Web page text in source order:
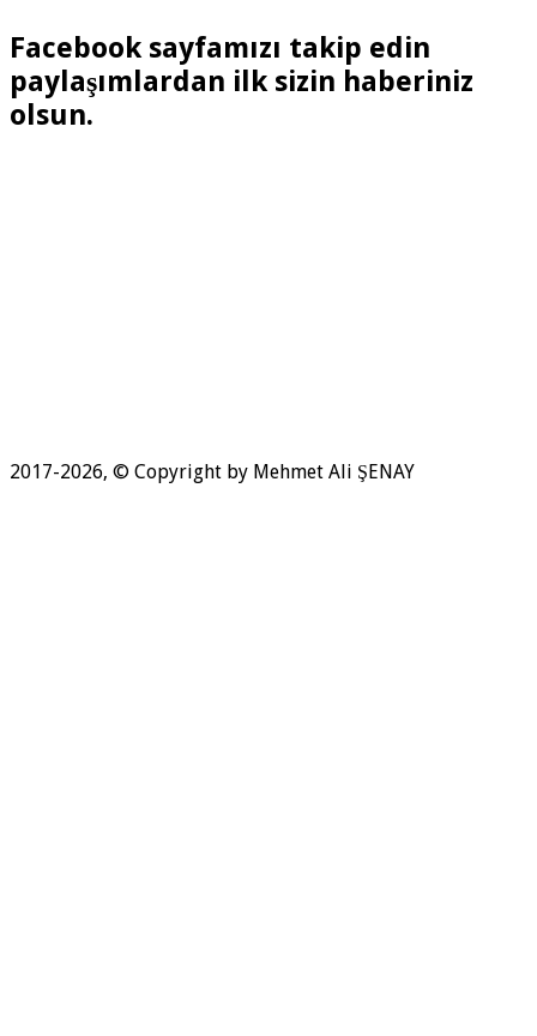
Facebook sayfamızı takip edin
paylaşımlardan ilk sizin haberiniz
olsun.
2017-2026, © Copyright by Mehmet Ali ŞENAY